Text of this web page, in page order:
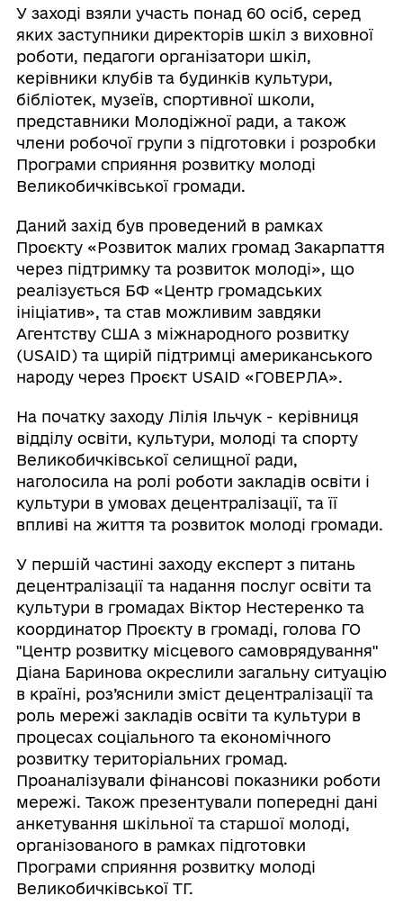
У заході взяли участь понад 60 осіб, серед
яких заступники директорів шкіл з виховної
роботи, педагоги організатори шкіл,
керівники клубів та будинків культури,
бібліотек, музеїв, спортивної школи,
представники Молодіжної ради, а також
члени робочої групи з підготовки і розробки
Програми сприяння розвитку молоді
Великобичківської громади.
Даний захід був проведений в рамках
Проєкту «Розвиток малих громад Закарпаття
через підтримку та розвиток молоді», що
реалізується БФ «Центр громадських
ініціатив», та став можливим завдяки
Агентству США з міжнародного розвитку
(USAID) та щирій підтримці американського
народу через Проєкт USAID «ГОВЕРЛА».
На початку заходу Лілія Ільчук - керівниця
відділу освіти, культури, молоді та спорту
Великобичківської селищної ради,
наголосила на ролі роботи закладів освіти і
культури в умовах децентралізації, та її
впливі на життя та розвиток молоді громади.
У першій частині заходу експерт з питань
децентралізації та надання послуг освіти та
культури в громадах Віктор Нестеренко та
координатор Проєкту в громаді, голова ГО
"Центр розвитку місцевого самоврядування"
Діана Баринова окреслили загальну ситуацію
в країні, роз’яснили зміст децентралізації та
роль мережі закладів освіти та культури в
процесах соціального та економічного
розвитку територіальних громад.
Проаналізували фінансові показники роботи
мережі. Також презентували попередні дані
анкетування шкільної та старшої молоді,
організованого в рамках підготовки
Програми сприяння розвитку молоді
Великобичківської ТГ.